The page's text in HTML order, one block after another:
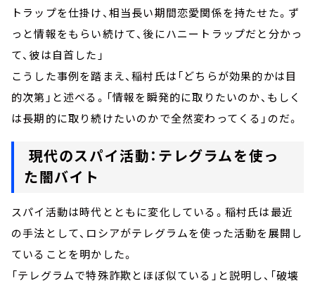
トラップを仕掛け、相当長い期間恋愛関係を持たせた。ず
っと情報をもらい続けて、後にハニートラップだと分かっ
て、彼は自首した」
こうした事例を踏まえ、稲村氏は「どちらが効果的かは目
的次第」と述べる。「情報を瞬発的に取りたいのか、もしく
は長期的に取り続けたいのかで全然変わってくる」のだ。
現代のスパイ活動：テレグラムを使っ
た闇バイト
スパイ活動は時代とともに変化している。稲村氏は最近
の手法として、ロシアがテレグラムを使った活動を展開し
ていることを明かした。
「テレグラムで特殊詐欺とほぼ似ている」と説明し、「破壊